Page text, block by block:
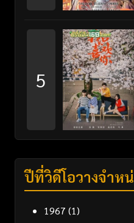
5
ปีที่วิดีโอวางจำห
1967 (1)